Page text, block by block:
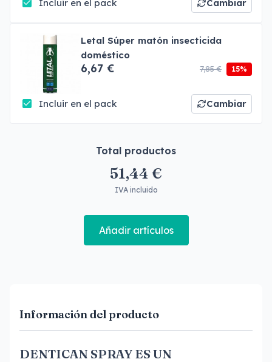
Incluir en el pack Cambiar
Letal Súper matón insecticida
doméstico
6,67 € 7,85 € 15%
Incluir en el pack Cambiar
Total productos
51,44 €
IVA incluido
Añadir artículos
Información del producto
DENTICAN SPRAY ES UN